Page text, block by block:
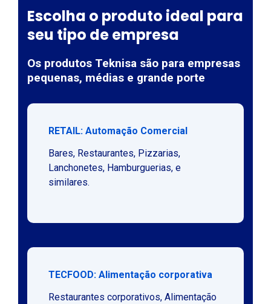
Escolha o produto ideal para
seu tipo de empresa
Os produtos Teknisa são para empresas
pequenas, médias e grande porte
RETAIL: Automação Comercial
Bares, Restaurantes, Pizzarias,
Lanchonetes, Hamburguerias, e
similares.
TECFOOD: Alimentação corporativa
Restaurantes corporativos, Alimentação